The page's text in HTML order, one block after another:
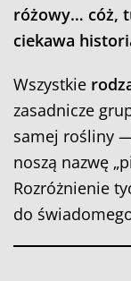
różowy… cóż,
ciekawa
Wszystkie
zasadnicze
samej rośliny
noszą nazwę
Rozróżnienie
do